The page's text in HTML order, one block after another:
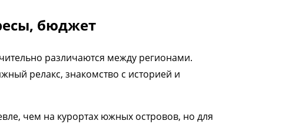
бюджет
различаются между регионами.
релакс, знакомство с историей и
чем на курортах южных островов, но для